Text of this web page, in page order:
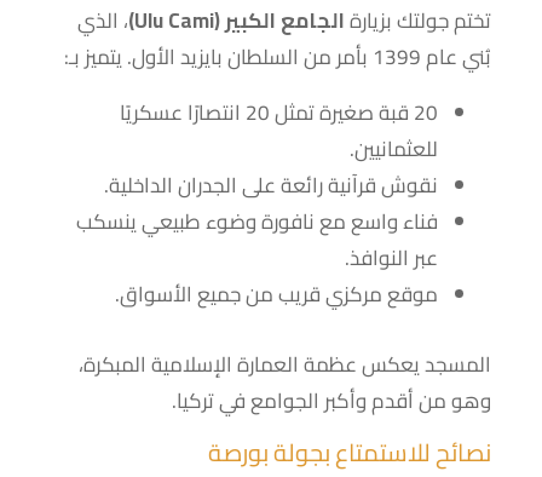
تختم جولتك بزيارةالجامع الكبير (Ulu Cami)
، الذي
بُني عام 1399 بأمر من السلطان بايزيد الأول. يتميز بـ:
20 قبة صغيرة تمثل 20 انتصارًا عسكريًا
للعثمانيين.
نقوش قرآنية رائعة على الجدران الداخلية.
فناء واسع مع نافورة وضوء طبيعي ينسكب
عبر النوافذ.
موقع مركزي قريب من جميع الأسواق.
المسجد يعكس عظمة العمارة الإسلامية المبكرة،
وهو من أقدم وأكبر الجوامع في تركيا.
نصائح للاستمتاع بجولة بورصة